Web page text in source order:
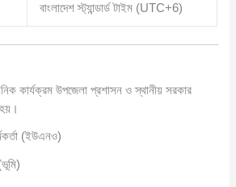
বাংলাদেশ স্ট্যান্ডার্ড টাইম (UTC+6)
কার্যক্রম উপজেলা প্রশাসন ও স্থানীয় সরকার
(ইউএনও)